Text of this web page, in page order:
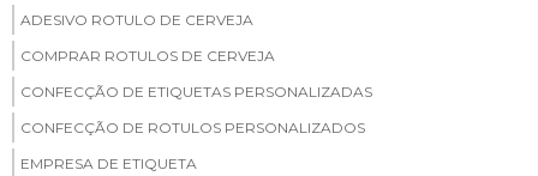
ADESIVO ROTULO DE CERVEJA
COMPRAR ROTULOS DE CERVEJA
CONFECÇÃO DE ETIQUETAS PERSONALIZADAS
CONFECÇÃO DE ROTULOS PERSONALIZADOS
EMPRESA DE ETIQUETA